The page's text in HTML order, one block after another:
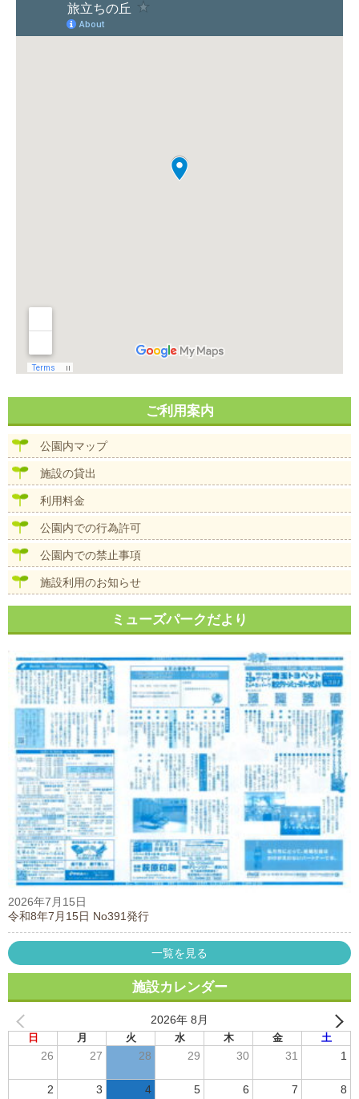
ご利用案内
公園内マップ
施設の貸出
利用料金
公園内での行為許可
公園内での禁止事項
施設利用のお知らせ
ミューズパークだより
2026年7月15日
令和8年7月15日 No391発行
一覧を見る
施設カレンダー
2026年 8月
日 月 火 水 木 金 土
26 27 28 29 30 31 1
2 3 4 5 6 7 8